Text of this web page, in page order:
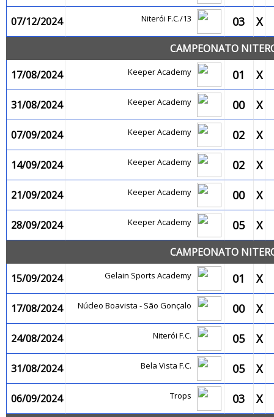
07/12/2024 Niterói F.C./13 03 X
CAMPEONATO
17/08/2024
Keeper Academy 01 X
31/08/2024 Keeper Academy 00 X
07/09/2024 Keeper Academy 02 X
14/09/2024 Keeper Academy 02 X
21/09/2024 Keeper Academy 00 X
28/09/2024 Keeper Academy 05 X
CAMPEONATO
15/09/2024
Gelain Sports Academy 01 X
17/08/2024 Núcleo Boavista - São Gonçalo 00 X
24/08/2024 Niterói F.C. 05 X
31/08/2024 Bela Vista F.C. 05 X
06/09/2024 Trops 03 X